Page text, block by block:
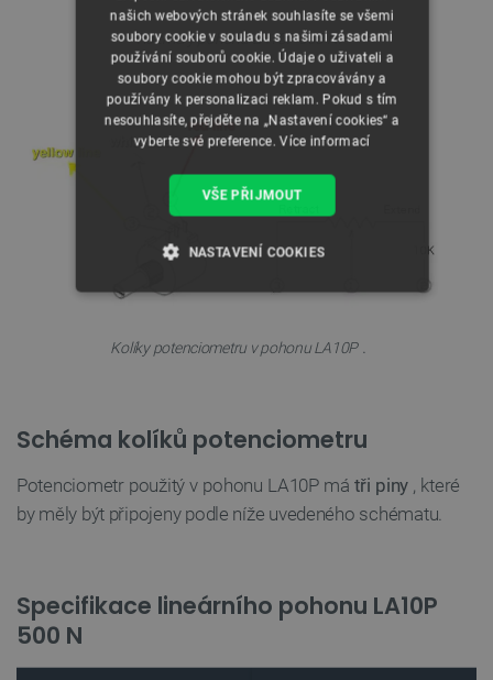
Rozměry pohonu LA10P 500 N.
Kolíky potenciometru v pohonu LA10P.
Schéma kolíků potenciometru
Potenciometr použitý v pohonu LA10P má tři piny , které
by měly být připojeny podle níže uvedeného schématu.
Specifikace lineárního pohonu LA10P
500 N
našich webových stránek souhlasíte se všemi
soubory cookie v souladu s našimi zásadami
používání souborů cookie. Údaje o uživateli a
soubory cookie mohou být zpracovávány a
používány k personalizaci reklam. Pokud s tím
nesouhlasíte, přejděte na „Nastavení cookies“ a
vyberte své preference.Více informací
VŠE PŘIJMOUT
NASTAVENÍ COOKIES
VÝKONOVÉ SOUBORY
FUNKČNÍ SOUBORY
uživatele a správa účtu. Webové stránky nelze bez